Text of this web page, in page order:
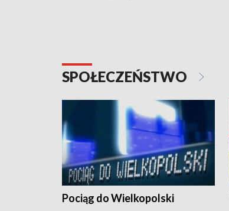
SPOŁECZEŃSTWO
Pociąg do Wielkopolski